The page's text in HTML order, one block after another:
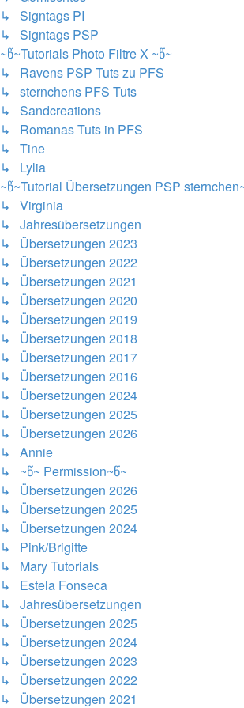
↳ Signtags PI
↳ Signtags PSP
~წ~Tutorials Photo Filtre X ~წ~
↳ Ravens PSP Tuts zu PFS
↳ sternchens PFS Tuts
↳ Sandcreations
↳ Romanas Tuts in PFS
↳ Tine
↳ Lylia
~წ~Tutorial Übersetzungen PSP
↳ Virginia
↳ Jahresübersetzungen
↳ Übersetzungen 2023
↳ Übersetzungen 2022
↳ Übersetzungen 2021
↳ Übersetzungen 2020
↳ Übersetzungen 2019
↳ Übersetzungen 2018
↳ Übersetzungen 2017
↳ Übersetzungen 2016
↳ Übersetzungen 2024
↳ Übersetzungen 2025
↳ Übersetzungen 2026
↳ Annie
↳ ~წ~ Permission~წ~
↳ Übersetzungen 2026
↳ Übersetzungen 2025
↳ Übersetzungen 2024
↳ Pink/Brigitte
↳ Mary Tutorials
↳ Estela Fonseca
↳ Jahresübersetzungen
↳ Übersetzungen 2025
↳ Übersetzungen 2024
↳ Übersetzungen 2023
↳ Übersetzungen 2022
↳ Übersetzungen 2021